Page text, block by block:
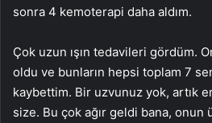
sonra 4 kemoterapi daha aldım.
Çok uzun ışın tedavileri gördüm.
oldu ve bunların hepsi toplam 7
kaybettim. Bir uzvunuz yok, artık
size. Bu çok ağır geldi bana, onun